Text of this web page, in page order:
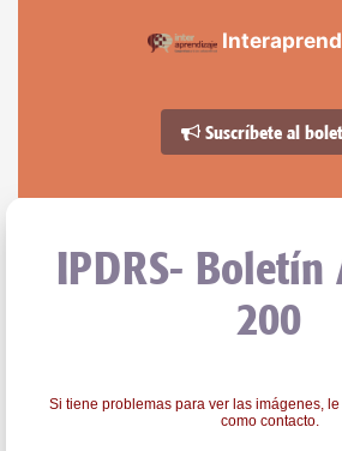
Suscríbete al
IPDRS- Boletín
200